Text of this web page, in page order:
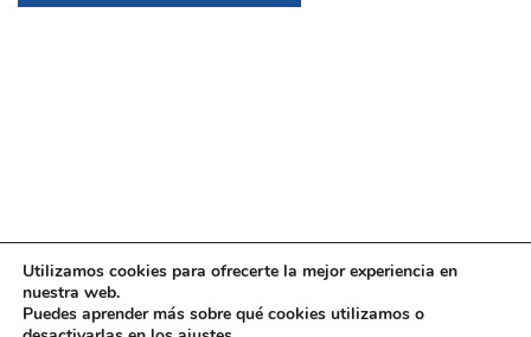
© 2021Upaninews
Utilizamos cookies para ofrecerte la mejor experiencia en
nuestra web.
Puedes aprender más sobre qué cookies utilizamos o